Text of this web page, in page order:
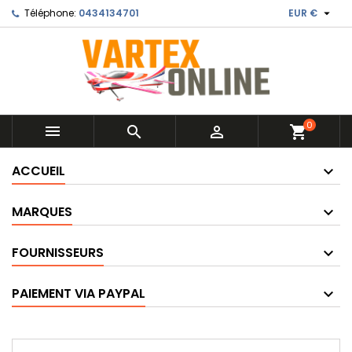
Téléphone: 0434134701 EUR € 
   shopping_cart0
ACCUEIL
MARQUES
FOURNISSEURS
PAIEMENT VIA PAYPAL